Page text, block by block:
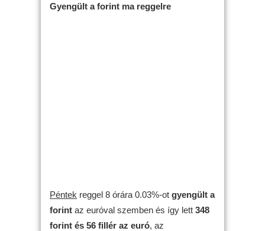
Gyengült a forint ma reggelre
Péntek reggel 8 órára 0.03%-ot gyengült a
forint az euróval szemben és így lett 348
forint és 56 fillér az euró, az